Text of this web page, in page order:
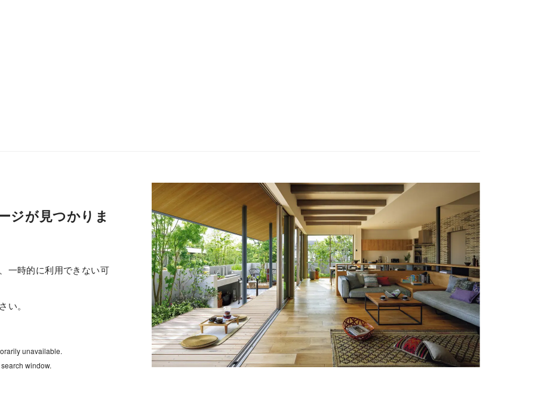
ジが見つかりま
一時的に利用できない可
い。
unavailable.
window.